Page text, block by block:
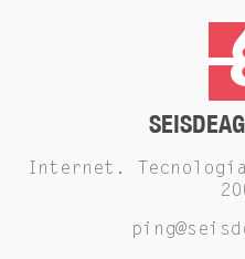
Internet.